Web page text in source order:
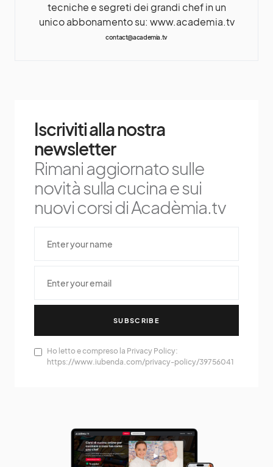
tecniche e segreti dei grandi chef in un
unico abbonamento su: www.academia.tv
contact@academia.tv
Iscriviti alla nostra
newsletter
Rimani aggiornato sulle
novità sulla cucina e sui
nuovi corsi di Acadèmia.tv
SUBSCRIBE
Ho letto e compreso la Privacy Policy:
https://www.iubenda.com/privacy-policy/39756041